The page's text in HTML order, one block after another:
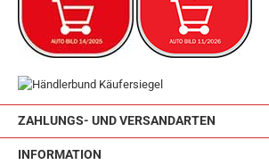
ZAHLUNGS- UND VERSANDARTEN
INFORMATION